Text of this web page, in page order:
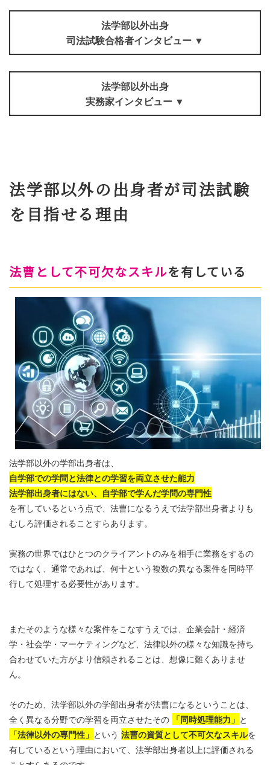
法学部以外出身
司法試験合格者インタビュー ▼
法学部以外出身
実務家インタビュー ▼
法学部以外の出身者が司法試験
を目指せる理由
法曹として不可欠なスキルを有している
法学部以外の学部出身者は、
自学部での学問と法律との学習を両立させた能力
法学部出身者にはない、自学部で学んだ学問の専門性
を有しているという点で、法曹になるうえで法学部出身者よりも
むしろ評価されることすらあります。
実務の世界ではひとつのクライアントのみを相手に業務をするの
ではなく、通常であれば、何十という複数の異なる案件を同時平
行して処理する必要性があります。
またそのような様々な案件をこなすうえでは、企業会計・経済
学・社会学・マーケティングなど、法律以外の様々な知識を持ち
合わせていた方がより信頼されることは、想像に難くありませ
ん。
そのため、法学部以外の学部出身者が法曹になるということは、
全く異なる分野での学習を両立させたその 「同時処理能力」 と
「法律以外の専門性」 という 法曹の資質として不可欠なスキルを
有しているという理由において、法学部出身者以上に評価される